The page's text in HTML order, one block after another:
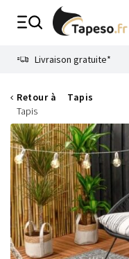
Livraison gratuite*
Retour à
Tapis
Tapis